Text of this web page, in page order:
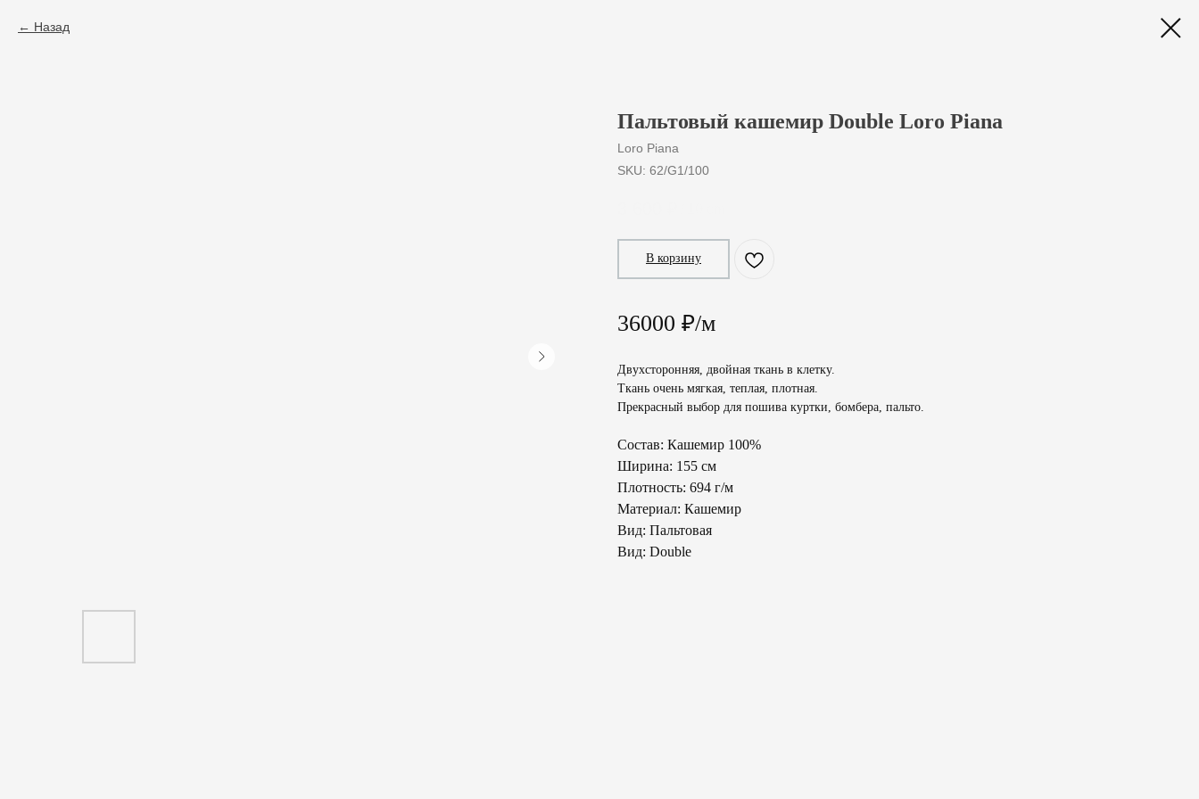
Назад
Пальтовый кашемир Double Loro Piana
Loro Piana
SKU: 62/G1/100
В корзину
36000 ₽/м
Двухсторонняя, двойная ткань в клетку.
Ткань очень мягкая, теплая, плотная.
Прекрасный выбор для пошива куртки, бомбера, пальто.
Состав: Кашемир 100%
Ширина: 155 см
Плотность: 694 г/м
Материал: Кашемир
Вид: Пальтовая
Вид: Double